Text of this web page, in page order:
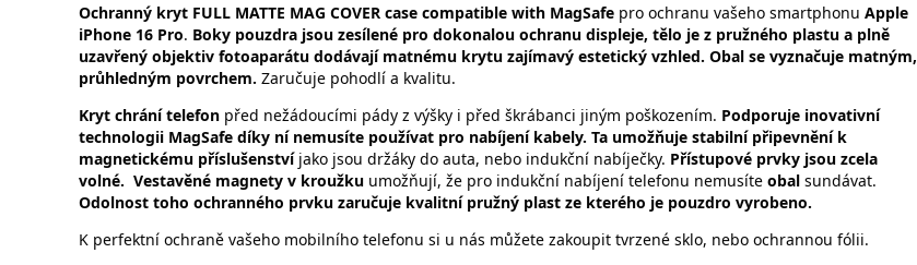
Ochranný kryt FULL MATTE MAG COVER case compatible with MagSafe pro ochranu vašeho smartphonu Apple
iPhone 16 Pro. Boky pouzdra jsou zesílené pro dokonalou ochranu displeje, tělo je z pružného plastu a plně
uzavřený objektiv fotoaparátu dodávají matnému krytu zajímavý estetický vzhled. Obal se vyznačuje matným,
průhledným povrchem. Zaručuje pohodlí a kvalitu.
Kryt chrání telefon před nežádoucími pády z výšky i před škrábanci jiným poškozením. Podporuje inovativní
technologii MagSafe díky ní nemusíte používat pro nabíjení kabely. Ta umožňuje stabilní připevnění k
magnetickému příslušenství jako jsou držáky do auta, nebo indukční nabíječky. Přístupové prvky jsou zcela
volné. Vestavěné magnety v kroužku umožňují, že pro indukční nabíjení telefonu nemusíte obal sundávat.
Odolnost toho ochranného prvku zaručuje kvalitní pružný plast ze kterého je pouzdro vyrobeno.
K perfektní ochraně vašeho mobilního telefonu si u nás můžete zakoupit tvrzené sklo, nebo ochrannou fólii.